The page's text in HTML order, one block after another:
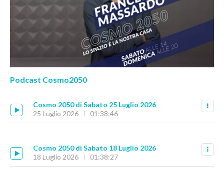
Podcast Cosmo2050
Cosmo 2050 di Sabato 25 Luglio 2026
25 Luglio 2026
01:38:46
Cosmo 2050 di Sabato 18 Luglio 2026
18 Luglio 2026
01:38:27